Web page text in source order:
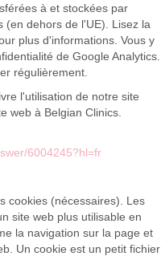
à et stockées par
(en dehors de l'UE). Lisez la
plus d'informations. Vous y
de Google Analytics.
régulièrement.
l'utilisation de notre site
web à Belgian Clinics.
6004245?hl=fr
cookies (nécessaires). Les
site web plus utilisable en
la navigation sur la page et
Un cookie est un petit fichier